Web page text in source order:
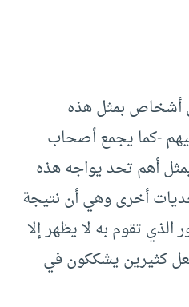
أشخاص بمثل هذه
-كما يجمع أصحاب
أهم تحد يواجه هذه
بالإضافة إلى 3 تحديات أخرى وهي أن نتيجة
الذي تقوم به لا يظهر إلا
كثيرين يشككون في